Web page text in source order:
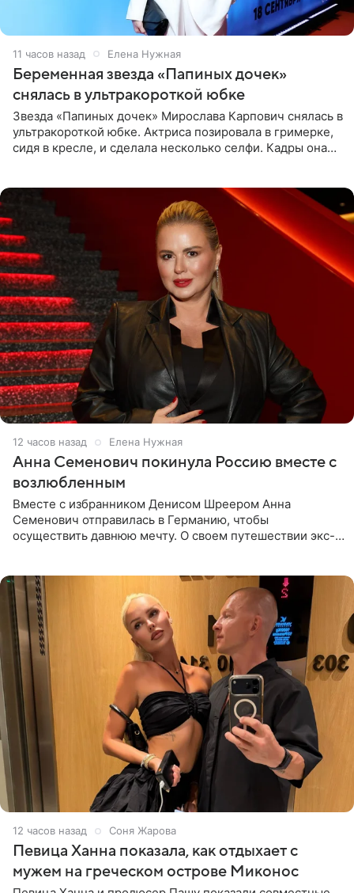
11 часов назад Елена Нужная
Беременная звезда «Папиных дочек»
снялась в ультракороткой юбке
Звезда «Папиных дочек» Мирослава Карпович снялась в
ультракороткой юбке. Актриса позировала в гримерке,
сидя в кресле, и сделала несколько селфи. Кадры она
12 часов назад Елена Нужная
Анна Семенович покинула Россию вместе с
возлюбленным
Вместе с избранником Денисом Шреером Анна
Семенович отправилась в Германию, чтобы
осуществить давнюю мечту. О своем путешествии экс-
12 часов назад Соня Жарова
Певица Ханна показала, как отдыхает с
мужем на греческом острове Миконос